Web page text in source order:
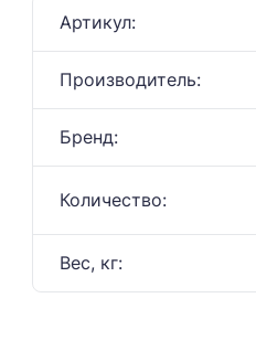
Артикул:
Производитель:
Бренд:
Количество:
Вес, кг: